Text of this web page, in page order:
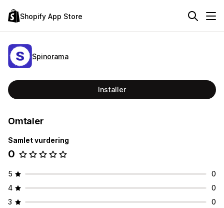
Shopify App Store
Spinorama
Installer
Omtaler
Samlet vurdering
0
5
0
4
0
3
0